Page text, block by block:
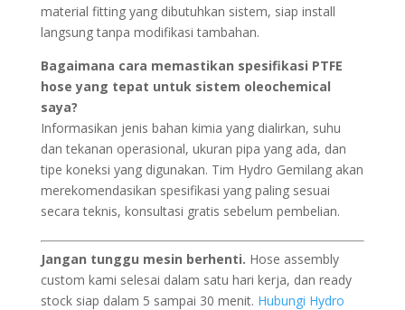
material fitting yang dibutuhkan sistem, siap install
langsung tanpa modifikasi tambahan.
Bagaimana cara memastikan spesifikasi PTFE
hose yang tepat untuk sistem oleochemical
saya?
Informasikan jenis bahan kimia yang dialirkan, suhu
dan tekanan operasional, ukuran pipa yang ada, dan
tipe koneksi yang digunakan. Tim Hydro Gemilang akan
merekomendasikan spesifikasi yang paling sesuai
secara teknis, konsultasi gratis sebelum pembelian.
Jangan tunggu mesin berhenti. Hose assembly
custom kami selesai dalam satu hari kerja, dan ready
stock siap dalam 5 sampai 30 menit. Hubungi Hydro